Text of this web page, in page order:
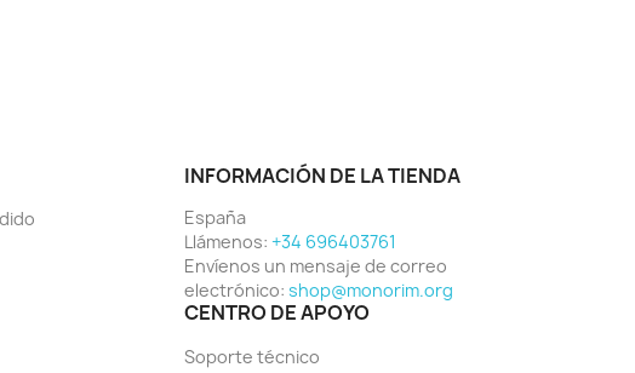
INFORMACIÓN DE LA TIENDA
España
Llámenos: +34 696403761
Envíenos un mensaje de correo
electrónico: shop@monorim.org
CENTRO DE APOYO
Soporte técnico